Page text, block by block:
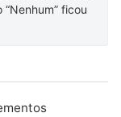
ficou